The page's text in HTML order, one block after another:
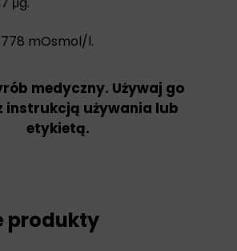
mOsmol/l.
medyczny. Używaj go
instrukcją używania lub
etykietą.
produkty